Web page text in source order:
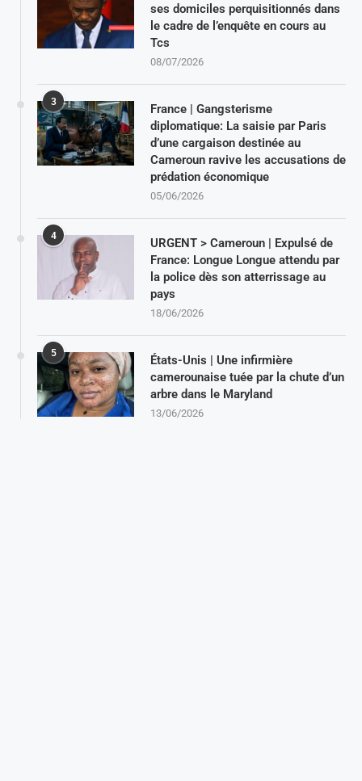
ses domiciles perquisitionnés dans
le cadre de l’enquête en cours au
Tcs
08/07/2026
3
France | Gangsterisme
diplomatique: La saisie par Paris
d’une cargaison destinée au
Cameroun ravive les accusations de
prédation économique
05/06/2026
4
URGENT > Cameroun | Expulsé de
France: Longue Longue attendu par
la police dès son atterrissage au
pays
18/06/2026
5
États-Unis | Une infirmière
camerounaise tuée par la chute d’un
arbre dans le Maryland
13/06/2026